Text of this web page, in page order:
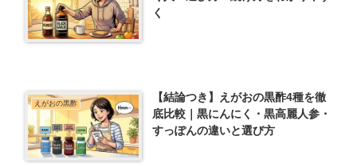
く
えがおの黒酢
【結論つき】えがおの黒酢4種を徹
底比較｜黒にんにく・黒高麗人参・
すっぽんの違いと選び方